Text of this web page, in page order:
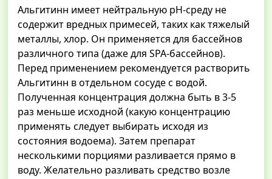
Альгитинн имеет нейтральную рH-среду не
содержит вредных примесей, таких как тяжелый
металлы, хлор. Он применяется для бассейнов
различного типа (даже для SPA-бассейнов).
Перед применением рекомендуется растворить
Альгитинн в отдельном сосуде с водой.
Полученная концентрация должна быть в 3-5
раз меньше исходной (какую концентрацию
применять следует выбирать исходя из
состояния водоема). Затем препарат
несколькими порциями разливается прямо в
воду. Желательно разливать средство возле